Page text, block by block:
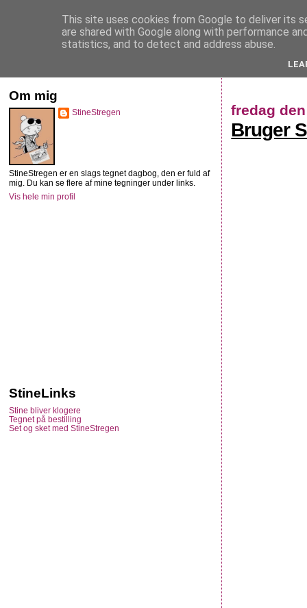
StineStregen
fredag
Bruger
Om mig
StineStregen
StineStregen er en slags tegnet dagbog, den er fuld af
mig. Du kan se flere af mine tegninger under links.
Vis hele min profil
StineLinks
Stine bliver klogere
Tegnet på bestilling
Set og sket med StineStregen
This site uses cookies from Google to deliver its
are shared with Google along with performance
statistics, and to detect and address abuse.